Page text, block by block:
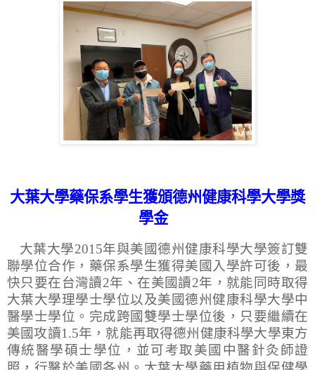
大葉大學藥保系學生獲頒德州健康科學大學獎
學金
大葉大學2015年與美國德州健康科學大學簽訂雙
聯學位合作，藥保系學生獲得美國入學許可後，最
快只要在台灣讀2年、在美國讀2年，就能同時取得
大葉大學理學士學位以及美國德州健康科學大學中
醫學士學位。完成跨國雙學士學位後，只要繼續在
美國攻讀1.5年，就能再取得德州健康科學大學東方
傳統醫學碩士學位，並可考取美國中醫針灸師證